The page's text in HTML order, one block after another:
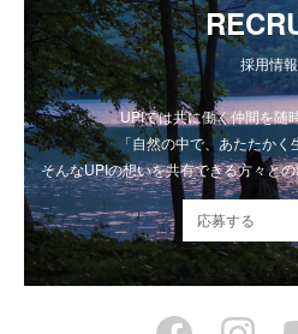
採用情報
UPIでは共に働く仲間を随
「自然の中で、あたたかく
そんなUPIの想いを共有できる方々と
応募する